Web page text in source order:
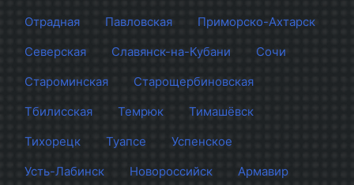
Отрадная
Павловская
Приморско-Ахтарск
Северская
Славянск-на-Кубани
Сочи
Староминская
Старощербиновская
Тбилисская
Темрюк
Тимашёвск
Тихорецк
Туапсе
Успенское
Усть-Лабинск
Новороссийск Армавир